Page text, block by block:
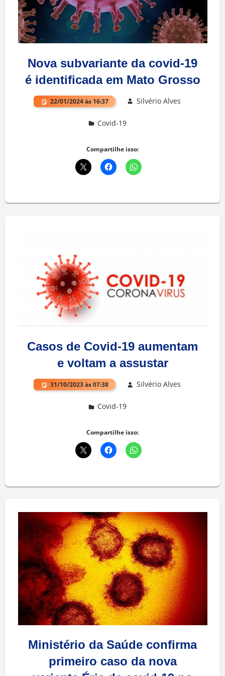
Nova subvariante da covid-19
é identificada em Mato Grosso
22/01/2024 às 16:37 Silvério Alves
Covid-19
Compartilhe isso:
Casos de Covid-19 aumentam
e voltam a assustar
31/10/2023 às 07:38 Silvério Alves
Covid-19
Compartilhe isso:
Ministério da Saúde confirma
primeiro caso da nova